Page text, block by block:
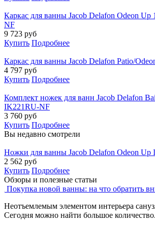
Каркас для ванны Jacob Delafon Odeon Up
NF
9 723 руб
Купить Подробнее
Каркас для ванны Jacob Delafon Patio/
4 797 руб
Купить Подробнее
Комплект ножек для ванн Jacob Delafon
IK221RU-NF
3 760 руб
Купить Подробнее
Вы недавно смотрели
Ножки для ванны Jacob Delafon Odeon Up
2 562 руб
Купить Подробнее
Обзоры и полезные статьи
Покупка новой ванны: на что обратить
Неотъемлемым элементом интерьера
Сегодня можно найти большое